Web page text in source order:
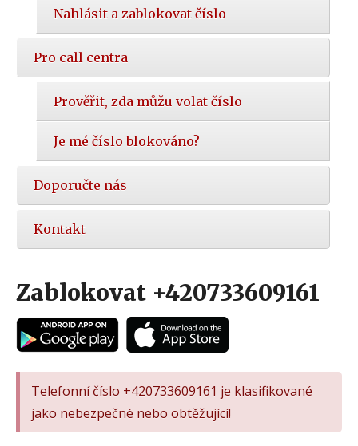
Nahlásit a zablokovat číslo
Pro call centra
Prověřit, zda můžu volat číslo
Je mé číslo blokováno?
Doporučte nás
Kontakt
Zablokovat +420733609161
Telefonní číslo +420733609161 je klasifikované
jako nebezpečné nebo obtěžující!